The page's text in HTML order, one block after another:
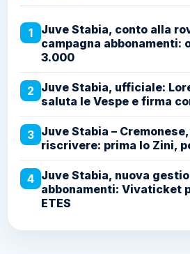
1
Juve Stabia, conto alla
campagna abbonamenti:
3.000
2 Juve Stabia, ufficiale:
saluta le Vespe e firma
3 Juve Stabia –
riscrivere: prima lo Zini,
4 Juve Stabia, nuova
abbonamenti: Vivaticket
ETES